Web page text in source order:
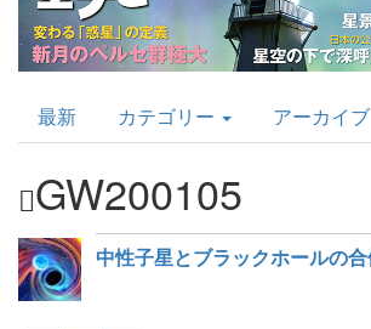
AstroArts
Topics
最新 カテゴリー アーカイブ
GW200105